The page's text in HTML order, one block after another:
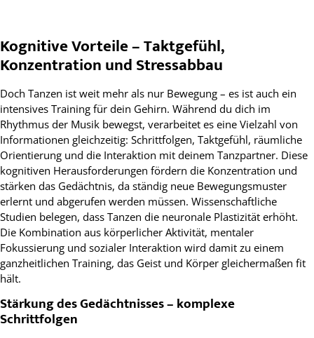
Kognitive Vorteile – Taktgefühl,
Konzentration und Stressabbau
Doch Tanzen ist weit mehr als nur Bewegung – es ist auch ein
intensives Training für dein Gehirn. Während du dich im
Rhythmus der Musik bewegst, verarbeitet es eine Vielzahl von
Informationen gleichzeitig: Schrittfolgen, Taktgefühl, räumliche
Orientierung und die Interaktion mit deinem Tanzpartner. Diese
kognitiven Herausforderungen fördern die Konzentration und
stärken das Gedächtnis, da ständig neue Bewegungsmuster
erlernt und abgerufen werden müssen. Wissenschaftliche
Studien belegen, dass Tanzen die neuronale Plastizität erhöht.
Die Kombination aus körperlicher Aktivität, mentaler
Fokussierung und sozialer Interaktion wird damit zu einem
ganzheitlichen Training, das Geist und Körper gleichermaßen fit
hält.
Stärkung des Gedächtnisses – komplexe
Schrittfolgen